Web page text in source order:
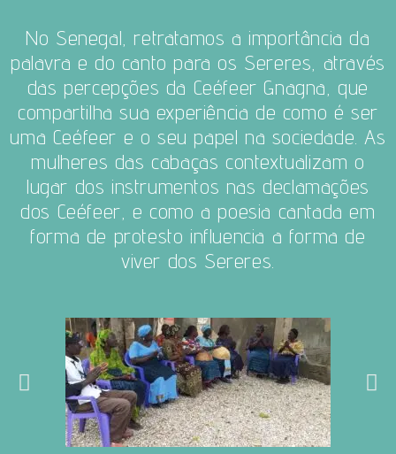
No Senegal, retratamos a importância da
palavra e do canto para os Sereres, através
das percepções da Ceéfeer Gnagna, que
compartilha sua experiência de como é ser
uma Ceéfeer e o seu papel na sociedade. As
mulheres das cabaças contextualizam o
lugar dos instrumentos nas declamações
dos Ceéfeer, e como a poesia cantada em
forma de protesto influencia a forma de
viver dos Sereres.